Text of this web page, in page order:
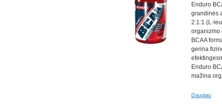
Enduro
grandinės
2:1:1 (L-
organizmo
BCAA
gerina
Enduro
mažina
Daugiau